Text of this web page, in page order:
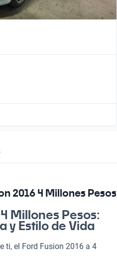
2016 4 Millones Pesos
Millones Pesos:
y Estilo de Vida
ti, el Ford Fusion 2016 a 4
Este vehículo está